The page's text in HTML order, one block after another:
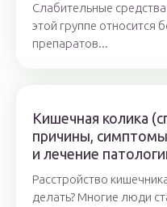
Слабительные
этой группе относится
препаратов...
Кишечная колика
причины,
и лечение
Расстройство
делать? Многие люди